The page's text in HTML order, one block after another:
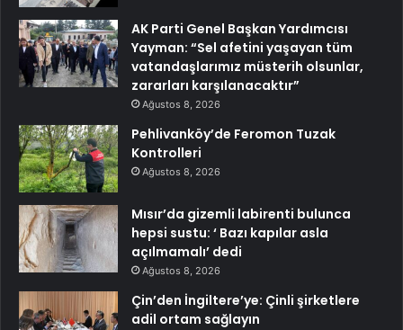
AK Parti Genel Başkan Yardımcısı
Yayman: “Sel afetini yaşayan tüm
vatandaşlarımız müsterih olsunlar,
zararları karşılanacaktır”
Ağustos 8, 2026
Pehlivanköy’de Feromon Tuzak
Kontrolleri
Ağustos 8, 2026
Mısır’da gizemli labirenti bulunca
hepsi sustu: ‘ Bazı kapılar asla
açılmamalı’ dedi
Ağustos 8, 2026
Çin’den İngiltere’ye: Çinli şirketlere
adil ortam sağlayın